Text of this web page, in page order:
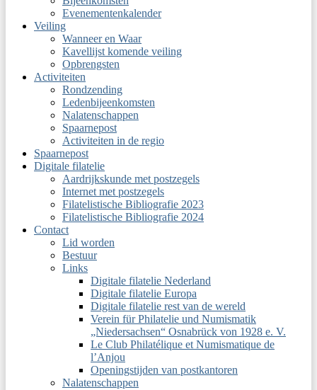
Evenementenkalender
Veiling
Wanneer en Waar
Kavellijst komende veiling
Opbrengsten
Activiteiten
Rondzending
Ledenbijeenkomsten
Nalatenschappen
Spaarnepost
Activiteiten in de regio
Spaarnepost
Digitale filatelie
Aardrijkskunde met postzegels
Internet met postzegels
Filatelistische Bibliografie 2023
Filatelistische Bibliografie 2024
Contact
Lid worden
Bestuur
Links
Digitale filatelie Nederland
Digitale filatelie Europa
Digitale filatelie rest van de wereld
Verein für Philatelie und Numismatik
„Niedersachsen“ Osnabrück von 1928 e. V.
Le Club Philatélique et Numismatique de
l’Anjou
Openingstijden van postkantoren
Nalatenschappen